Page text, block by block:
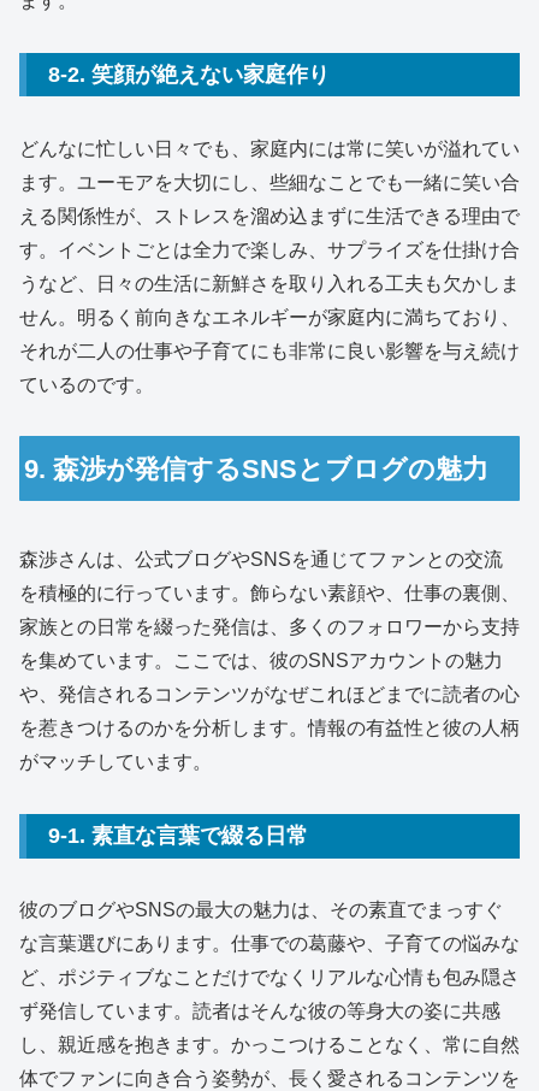
8-2. 笑顔が絶えない家庭作り
どんなに忙しい日々でも、家庭内には常に笑いが溢れてい
ます。ユーモアを大切にし、些細なことでも一緒に笑い合
える関係性が、ストレスを溜め込まずに生活できる理由で
す。イベントごとは全力で楽しみ、サプライズを仕掛け合
うなど、日々の生活に新鮮さを取り入れる工夫も欠かしま
せん。明るく前向きなエネルギーが家庭内に満ちており、
それが二人の仕事や子育てにも非常に良い影響を与え続け
ているのです。
9. 森渉が発信するSNSとブログの魅力
森渉さんは、公式ブログやSNSを通じてファンとの交流
を積極的に行っています。飾らない素顔や、仕事の裏側、
家族との日常を綴った発信は、多くのフォロワーから支持
を集めています。ここでは、彼のSNSアカウントの魅力
や、発信されるコンテンツがなぜこれほどまでに読者の心
を惹きつけるのかを分析します。情報の有益性と彼の人柄
がマッチしています。
9-1. 素直な言葉で綴る日常
彼のブログやSNSの最大の魅力は、その素直でまっすぐ
な言葉選びにあります。仕事での葛藤や、子育ての悩みな
ど、ポジティブなことだけでなくリアルな心情も包み隠さ
ず発信しています。読者はそんな彼の等身大の姿に共感
し、親近感を抱きます。かっこつけることなく、常に自然
体でファンに向き合う姿勢が、長く愛されるコンテンツを